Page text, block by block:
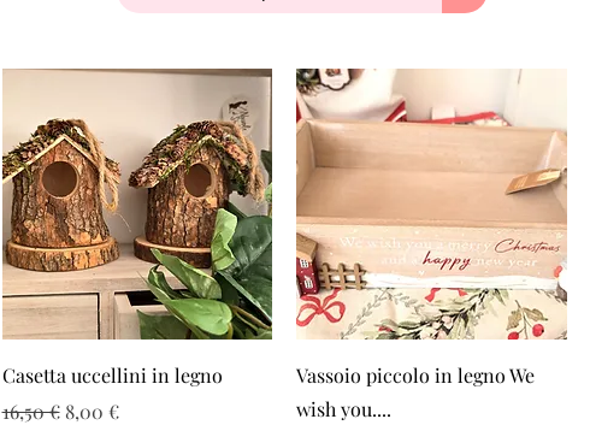
Vista rapida
Casetta uccellini in legno
Prezzo regolare
16,50 € Prezzo scontato
8,00 €
Vista rapida
Vassoio piccolo in legno We
wish you....